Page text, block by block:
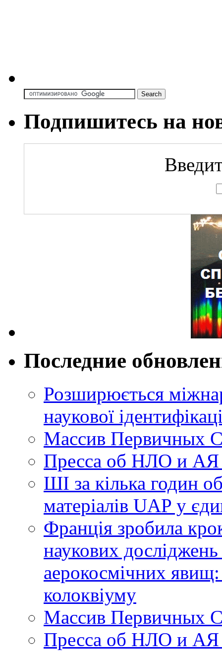
Подпишитесь на
Последние
Розширюється
наукової
Массив Первичных
Пресса об НЛО и
ШІ за кілька годин
матеріалів UAP у
Франція зробила
наукових
аерокосмічних
колоквіуму
Массив Первичных
Пресса об НЛО и